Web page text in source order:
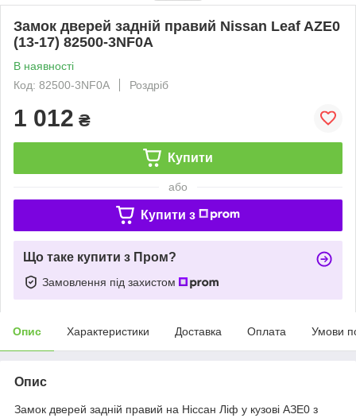
Замок дверей задній правий Nissan Leaf AZE0
(13-17) 82500-3NF0A
В наявності
Код: 82500-3NF0A
Роздріб
1 012 ₴
Купити
або
Купити з
Що таке купити з Пром?
Замовлення під захистом
Опис Характеристики Доставка Оплата Умови
Опис
Замок дверей задній правий на Ніссан Ліф у кузові АЗЕ0 з